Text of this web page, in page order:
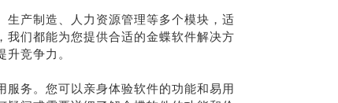
产制造、人力资源管理等多个模块，适
们都能为您提供合适的金蝶软件解决方
竞争力。
务。您可以亲身体验软件的功能和易用